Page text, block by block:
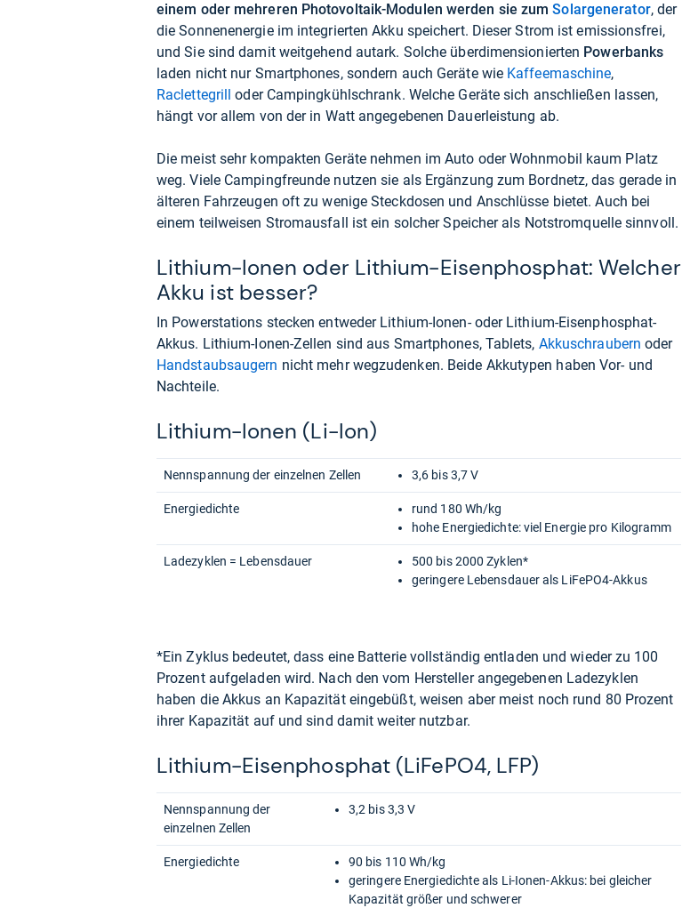
einem oder mehreren Photovoltaik-Modulen werden sie zumSolargenerator, der
die Sonnenenergie im integrierten Akku speichert. Dieser Strom ist emissionsfrei,
und Sie sind damit weitgehend autark. Solche überdimensionierten Powerbanks
laden nicht nur Smartphones, sondern auch Geräte wie Kaffeemaschine,
Raclettegrill oder Campingkühlschrank. Welche Geräte sich anschließen lassen,
hängt vor allem von der in Watt angegebenen Dauerleistung ab.
Die meist sehr kompakten Geräte nehmen im Auto oder Wohnmobil kaum Platz
weg. Viele Campingfreunde nutzen sie als Ergänzung zum Bordnetz, das gerade in
älteren Fahrzeugen oft zu wenige Steckdosen und Anschlüsse bietet. Auch bei
einem teilweisen Stromausfall ist ein solcher Speicher als Notstromquelle sinnvoll.
Lithium-Ionen oder Lithium-Eisenphosphat: Welcher
Akku ist besser?
In Powerstations stecken entweder Lithium-Ionen- oder Lithium-Eisenphosphat-
Akkus. Lithium-Ionen-Zellen sind aus Smartphones, Tablets, Akkuschraubern oder
Handstaubsaugern nicht mehr wegzudenken. Beide Akkutypen haben Vor- und
Nachteile.
Lithium-Ionen (Li-Ion)
Nennspannung der einzelnen Zellen 3,6 bis 3,7 V
Energiedichte
rund 180 Wh/kg
hohe Energiedichte: viel Energie pro Kilogramm
Ladezyklen = Lebensdauer
500 bis 2000 Zyklen*
geringere Lebensdauer als LiFePO4-Akkus
*Ein Zyklus bedeutet, dass eine Batterie vollständig entladen und wieder zu 100
Prozent aufgeladen wird. Nach den vom Hersteller angegebenen Ladezyklen
haben die Akkus an Kapazität eingebüßt, weisen aber meist noch rund 80 Prozent
ihrer Kapazität auf und sind damit weiter nutzbar.
Lithium-Eisenphosphat (LiFePO4, LFP)
Nennspannung der
einzelnen Zellen
3,2 bis 3,3 V
Energiedichte
90 bis 110 Wh/kg
geringere Energiedichte als Li-Ionen-Akkus: bei gleicher
Kapazität größer und schwerer